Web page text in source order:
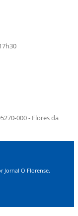
000 - Flores da
Jornal O Florense.